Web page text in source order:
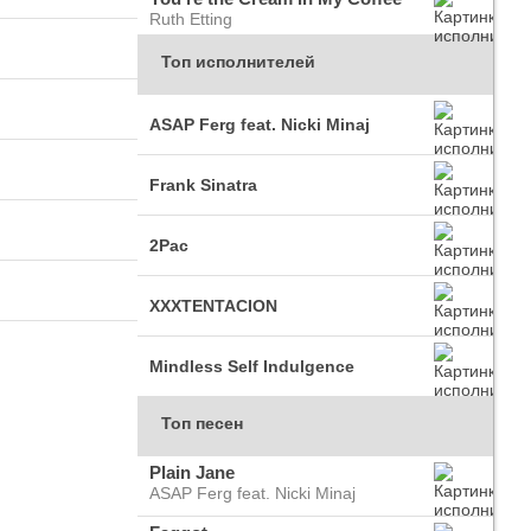
Ruth Etting
Топ исполнителей
ASAP Ferg feat. Nicki Minaj
Frank Sinatra
2Pac
XXXTENTACION
Mindless Self Indulgence
Топ песен
Plain Jane
ASAP Ferg feat. Nicki Minaj